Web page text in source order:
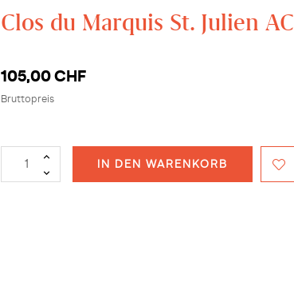
Clos du Marquis St. Julien AC
105,00 CHF
Bruttopreis
IN DEN WARENKORB